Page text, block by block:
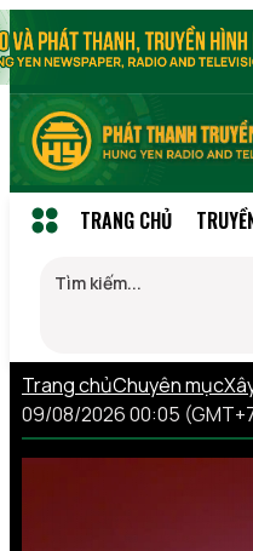
TRANG CHỦ
Trang chủChuyên mục
09/08/2026 00:05